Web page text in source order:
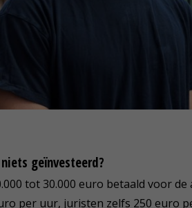
geïnvesteerd?
tot 30.000 euro betaald voor
per uur, juristen zelfs 250 euro